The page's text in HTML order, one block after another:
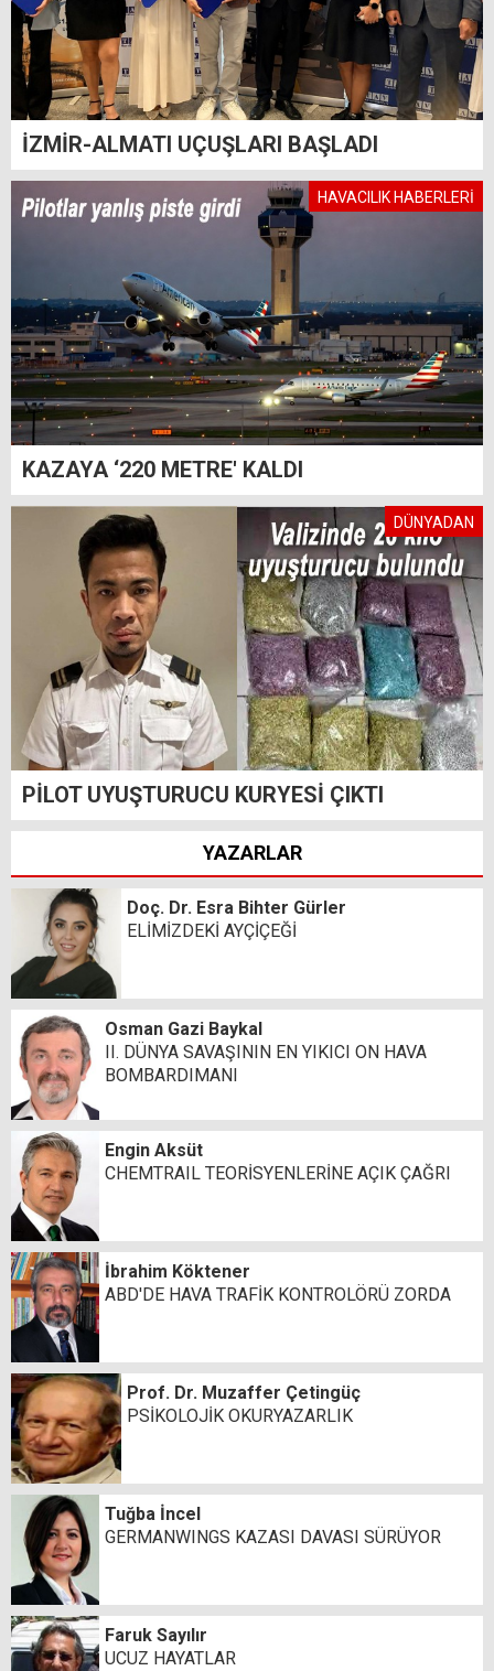
İZMİR-ALMATI UÇUŞLARI BAŞLADI
HAVACILIK HABERLERİ
KAZAYA ‘220 METRE' KALDI
DÜNYADAN
PİLOT UYUŞTURUCU KURYESİ ÇIKTI
YAZARLAR
Doç. Dr. Esra Bihter Gürler
ELİMİZDEKİ AYÇİÇEĞİ
Osman Gazi Baykal
II. DÜNYA SAVAŞININ EN YIKICI ON HAVA
BOMBARDIMANI
Engin Aksüt
CHEMTRAIL TEORİSYENLERİNE AÇIK ÇAĞRI
İbrahim Köktener
ABD'DE HAVA TRAFİK KONTROLÖRÜ ZORDA
Prof. Dr. Muzaffer Çetingüç
PSİKOLOJİK OKURYAZARLIK
Tuğba İncel
GERMANWINGS KAZASI DAVASI SÜRÜYOR
Faruk Sayılır
UCUZ HAYATLAR